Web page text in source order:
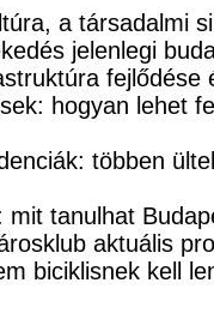
a társadalmi
jelenlegi
hogyan lehet
többen
mit tanulhat
aktuális
biciklisnek kell